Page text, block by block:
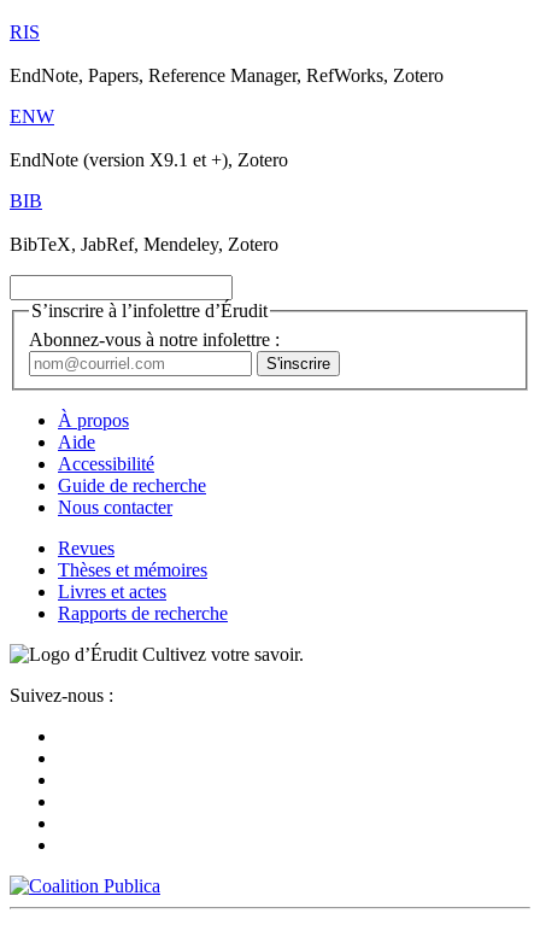
RIS
EndNote, Papers, Reference Manager, RefWorks, Zotero
ENW
EndNote (version X9.1 et +), Zotero
BIB
BibTeX, JabRef, Mendeley, Zotero
S’inscrire à l’infolettre d’Érudit
Abonnez-vous à notre infolettre :
À propos
Aide
Accessibilité
Guide de recherche
Nous contacter
Revues
Thèses et mémoires
Livres et actes
Rapports de recherche
Cultivez votre savoir.
Suivez-nous :